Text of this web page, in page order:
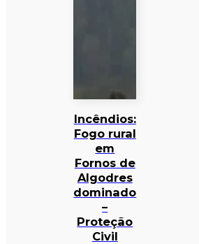
Incêndios:
Fogo rural
em
Fornos de
Algodres
dominado
–
Proteção
Civil